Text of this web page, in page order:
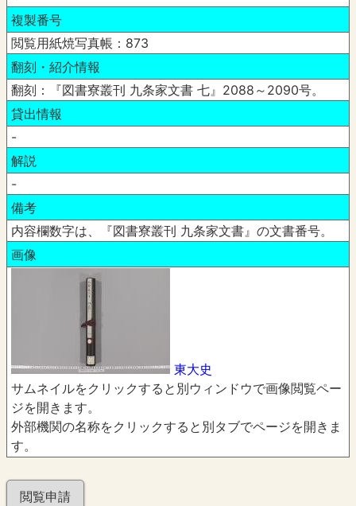
複製番号
閲覧用紙焼写真帳：873
翻刻・紹介情報
翻刻：『図書寮叢刊 九条家文書 七』2088～2090号。
貸出情報
-
解説
-
備考
内容欄数字は、『図書寮叢刊 九条家文書』の文書番号。
画像
東大史
サムネイルをクリックすると別ウィンドウで画像閲覧ペー
ジを開きます。
外部機関の名称をクリックすると別タブでページを開きま
す。
閲覧申請